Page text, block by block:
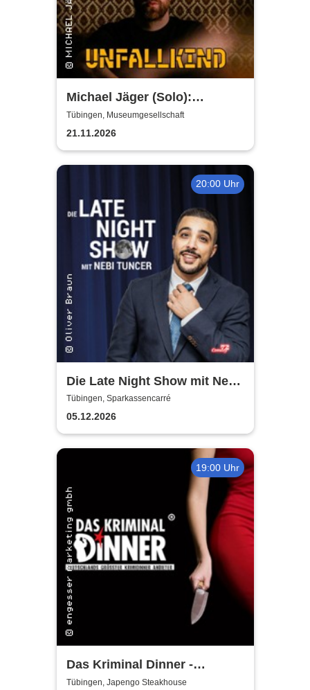
Michael Jäger (Solo):
Unfallkind - die neue Stand-
up-Comedy Show
Tübingen, Museumgesellschaft
21.11.2026
20:00 Uhr
Die Late Night Show mit Nebi
Tuncer
Tübingen, Sparkassencarré
05.12.2026
19:00 Uhr
Das Kriminal Dinner -
Testament à la Carte
Tübingen, Japengo Steakhouse